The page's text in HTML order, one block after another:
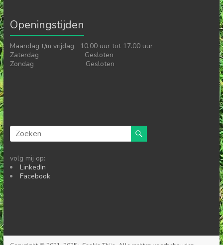
Openingstijden
Maandag t/m vrijdag 10.00 uur tot 17.00 uur
Zaterdag Gesloten
Zondag Gesloten
volg mij op:
LinkedIn
Facebook